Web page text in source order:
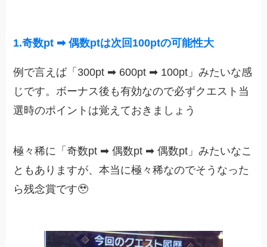
1.奇数pt ➡︎ 偶数ptは次回100ptの可能性大
例で言えば「300pt ➡︎ 600pt ➡︎ 100pt」みたいな感
じです。ボーナス後も有効なので必ずクエスト当
選時のポイントは覚えておきましょう
極々稀に「奇数pt ➡︎ 偶数pt ➡︎ 偶数pt」みたいなこ
ともありますが、本当に極々稀なのでそうなった
ら残念賞です🥹